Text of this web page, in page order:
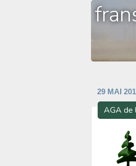
29 MAI
AGA de